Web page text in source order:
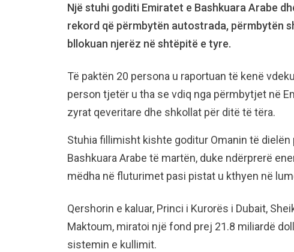
Një stuhi goditi Emiratet e Bashkuara Arabe
rekord që përmbytën autostrada, përmbytën
bllokuan njerëz në shtëpitë e tyre.
Të paktën 20 persona u raportuan të kenë
person tjetër u tha se vdiq nga përmbytjet në
zyrat qeveritare dhe shkollat për ditë të tëra.
Stuhia fillimisht kishte goditur Omanin të
Bashkuara Arabe të martën, duke ndërprerë
mëdha në fluturimet pasi pistat u kthyen në
Qershorin e kaluar, Princi i Kurorës i Dubait,
Maktoum, miratoi një fond prej 21.8 miliardë
sistemin e kullimit.